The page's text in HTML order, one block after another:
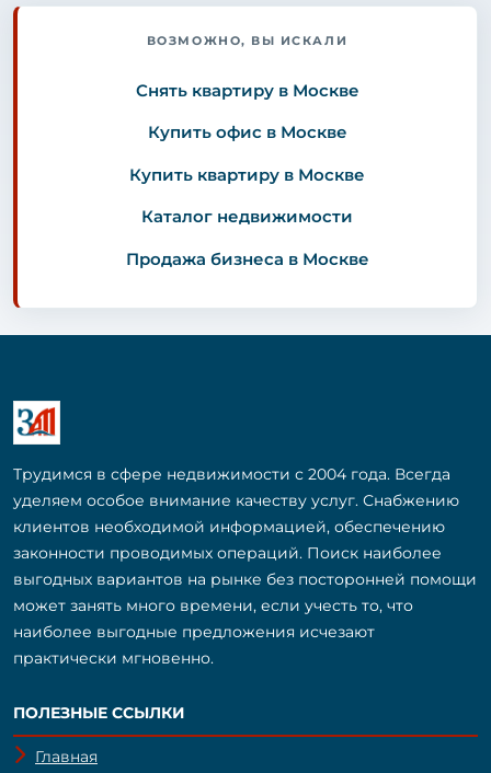
ВОЗМОЖНО, ВЫ ИСКАЛИ
Снять квартиру в Москве
Купить офис в Москве
Купить квартиру в Москве
Каталог недвижимости
Продажа бизнеса в Москве
Трудимся в сфере недвижимости с 2004 года. Всегда
уделяем особое внимание качеству услуг. Снабжению
клиентов необходимой информацией, обеспечению
законности проводимых операций. Поиск наиболее
выгодных вариантов на рынке без посторонней помощи
может занять много времени, если учесть то, что
наиболее выгодные предложения исчезают
практически мгновенно.
ПОЛЕЗНЫЕ ССЫЛКИ
Главная